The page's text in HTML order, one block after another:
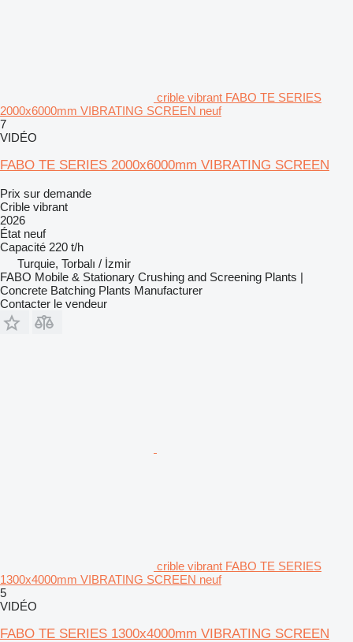
crible vibrant FABO TE SERIES
2000x6000mm VIBRATING SCREEN neuf
7
VIDÉO
FABO TE SERIES 2000x6000mm VIBRATING SCREEN
Prix sur demande
Crible vibrant
2026
État neuf
Capacité 220 t/h
Turquie, Torbalı / İzmir
FABO Mobile & Stationary Crushing and Screening Plants |
Concrete Batching Plants Manufacturer
Contacter le vendeur
crible vibrant FABO TE SERIES
1300x4000mm VIBRATING SCREEN neuf
5
VIDÉO
FABO TE SERIES 1300x4000mm VIBRATING SCREEN